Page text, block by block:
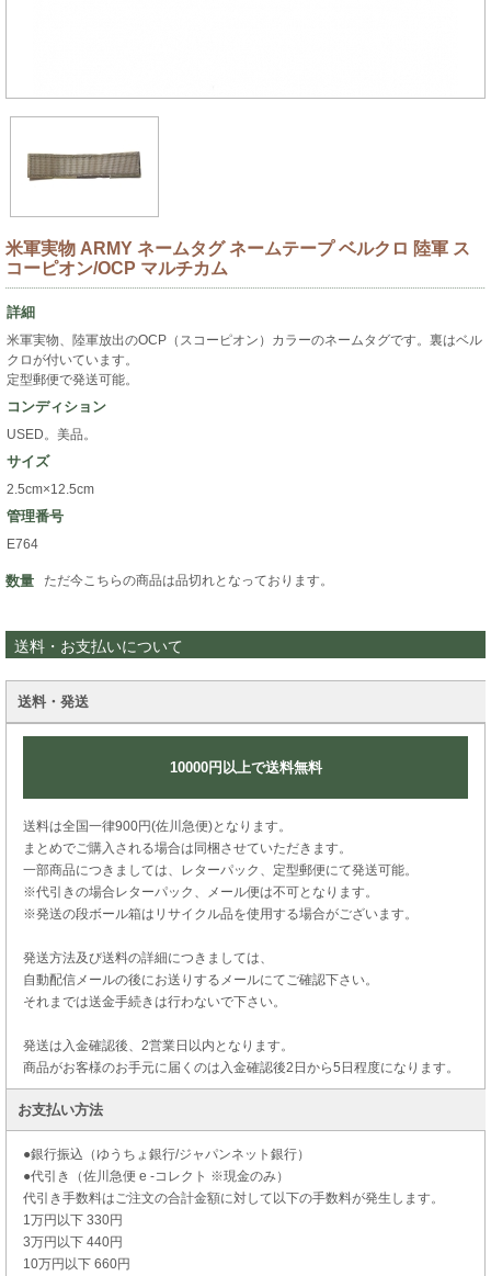
米軍実物 ARMY ネームタグ ネームテープ ベルクロ 陸軍 ス
コーピオン/OCP マルチカム
詳細
米軍実物、陸軍放出のOCP（スコーピオン）カラーのネームタグです。裏はベル
クロが付いています。
定型郵便で発送可能。
コンディション
USED。美品。
サイズ
2.5cm×12.5cm
管理番号
E764
数量 ただ今こちらの商品は品切れとなっております。
送料・お支払いについて
送料・発送
10000円以上で送料無料
送料は全国一律900円(佐川急便)となります。
まとめでご購入される場合は同梱させていただきます。
一部商品につきましては、レターパック、定型郵便にて発送可能。
※代引きの場合レターパック、メール便は不可となります。
※発送の段ボール箱はリサイクル品を使用する場合がございます。
発送方法及び送料の詳細につきましては、
自動配信メールの後にお送りするメールにてご確認下さい。
それまでは送金手続きは行わないで下さい。
発送は入金確認後、2営業日以内となります。
商品がお客様のお手元に届くのは入金確認後2日から5日程度になります。
お支払い方法
●銀行振込（ゆうちょ銀行/ジャパンネット銀行）
●代引き（佐川急便 e -コレクト ※現金のみ）
代引き手数料はご注文の合計金額に対して以下の手数料が発生します。
1万円以下 330円
3万円以下 440円
10万円以下 660円